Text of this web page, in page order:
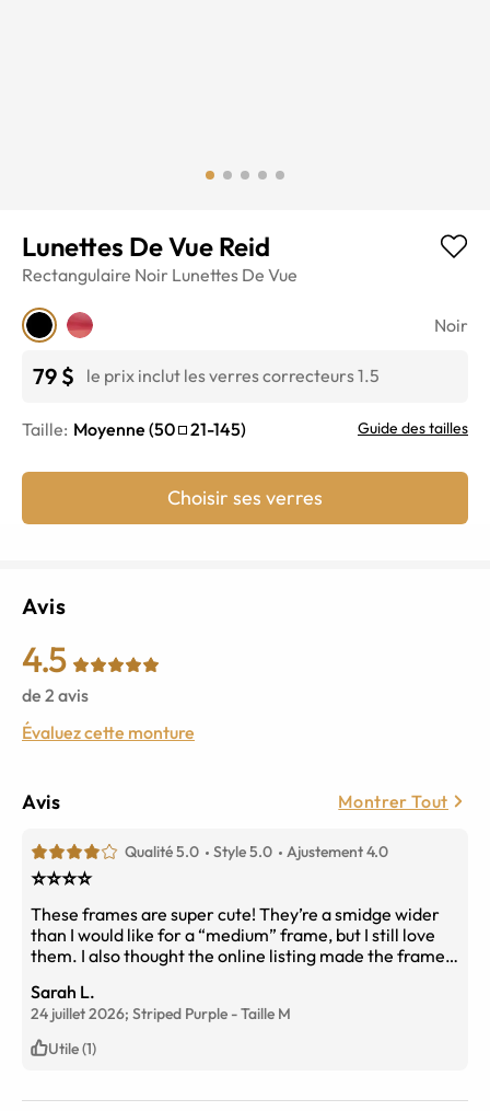
Lunettes De Vue Reid
Rectangulaire Noir Lunettes De Vue
Noir
79 $ le prix inclut les verres correcteurs 1.5
Taille: Moyenne (50 21-145) Guide des tailles
Choisir ses verres
Avis
4.5
de 2 avis
Évaluez cette monture
Avis Montrer Tout
Qualité 5.0 Style 5.0 Ajustement 4.0
⭐️⭐️⭐️⭐️
These frames are super cute! They’re a smidge wider
than I would like for a “medium” frame, but I still love
them. I also thought the online listing made the frames
burgundy than anything.
Sarah L.
24 juillet 2026; Striped Purple -Taille M
Utile (1)